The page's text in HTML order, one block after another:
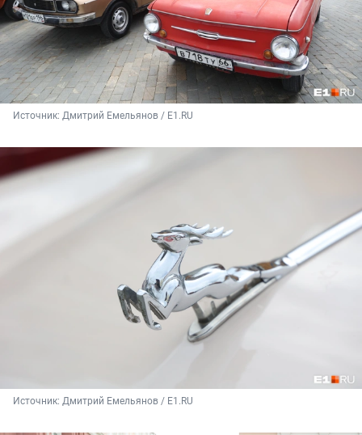
Источник: Дмитрий Емельянов / E1.RU
Источник: Дмитрий Емельянов / E1.RU